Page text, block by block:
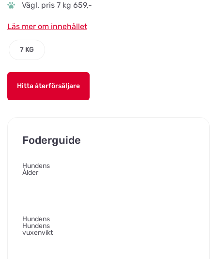
Vägl. pris 7 kg 659,-
Läs mer om innehållet
7 KG
Hitta återförsäljare
Foderguide
Hundens
Ålder
Hundens
Hundens
vuxenvikt